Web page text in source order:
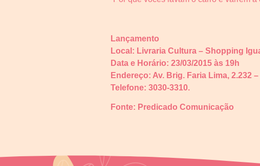
Lançamento
Local: Livraria Cultura – Shopping
Data e Horário: 23/03/2015 às 19h
Endereço: Av. Brig. Faria Lima, 2.232
Telefone: 3030-3310.
Fonte: Predicado Comunicação